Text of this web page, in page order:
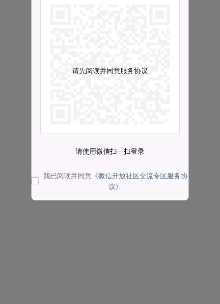
请先阅读并同意服务协议
请使用微信扫一扫登录
我已阅读并同意 《微信开放社区交流专区服务协
议》